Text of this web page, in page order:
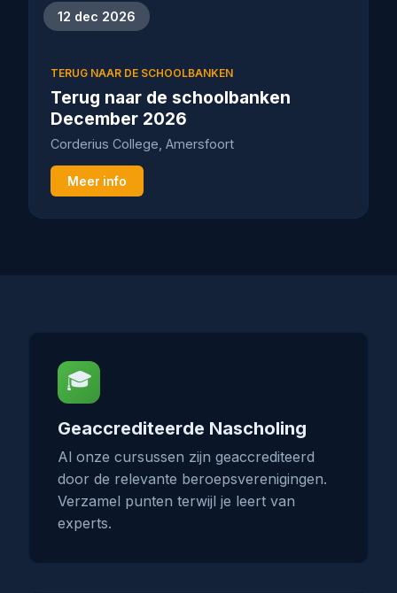
12 dec 2026
TERUG NAAR DE SCHOOLBANKEN
Terug naar de schoolbanken
December 2026
Corderius College, Amersfoort
Meer info
🎓
Geaccrediteerde Nascholing
Al onze cursussen zijn geaccrediteerd
door de relevante beroepsverenigingen.
Verzamel punten terwijl je leert van
experts.